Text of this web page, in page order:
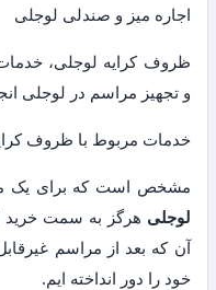
اجاره میز و صندلی لوجلی
ظروف کرایه لوجلی،
و تجهیز مراسم در لوجلی
خدمات مربوط با ظروف
مشخص است که برای یک
لوجلی هرگز به سمت خرید
آن که بعد از مراسم
خود را دور انداخته ایم.